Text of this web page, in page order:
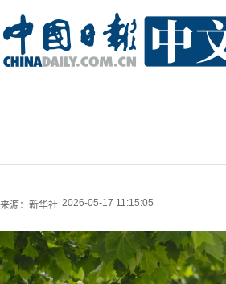
来源： 新华社 2026-05-17 11:15:05